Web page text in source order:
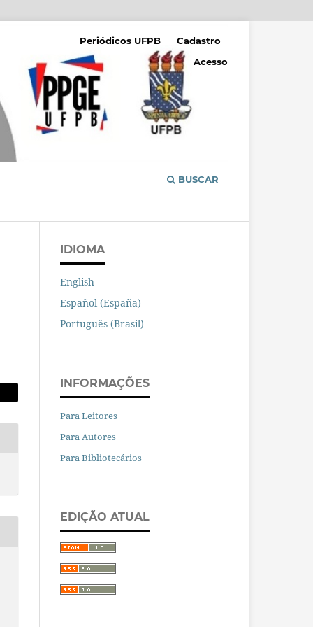
BUSCAR
Periódicos UFPB
Cadastro
Acesso
IDIOMA
English
Español (España)
Português (Brasil)
INFORMAÇÕES
Para Leitores
Para Autores
Para Bibliotecários
EDIÇÃO ATUAL